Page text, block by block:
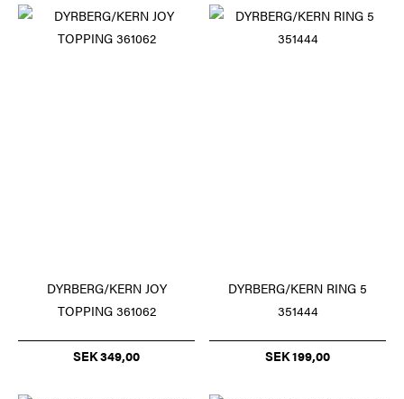
DYRBERG/KERN JOY
TOPPING 361062
SEK 349,00
DYRBERG/KERN RING 5
351444
SEK 199,00